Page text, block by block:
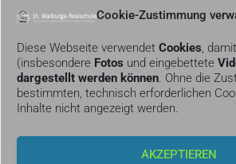
Cookie-Zustimmung
Diese Webseite verwendet Cookies,
(insbesondere Fotos und eingebettete
dargestellt werden können. Ohne die
bestimmten, technisch erforderlichen
Inhalte nicht angezeigt werden.
AKZEPTIEREN
Weiterlesen…
KONTAKT
IMPRESSUM &